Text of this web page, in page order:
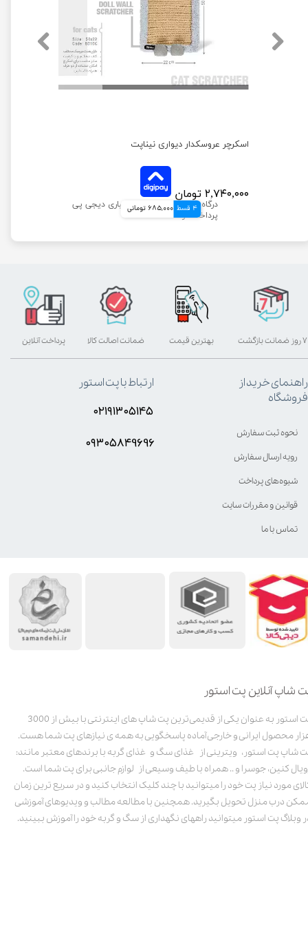
اسکرچر عروسکدار دیواری نیناپت
۲,۷۴۰,۰۰۰ تومان
4 قسط 685,000 تومانی
شاپ آنلاین پت استور
پت استور به عنوان یکی از قدیمی‌ترین پت شاپ های اینترنتی با بیش از 3000
محصول ایرانی و خارجی آماده پاسخگویی به همه ی نیازهای پت شما هست.
شاپ پت استور، ویترینی از غذای سگ و غذای گربه با برندهای معتبر مانند:
کنین، جوسرا و .. همراه با طیف وسیعی از لوازم جانبی برای پت شما است.
مورد نیاز پت خود را میتوانید با چند کلیک انتخاب کنید و در سریع ترین زمان
درب منزل تحویل بگیرید. همچنین با مطالعه مطالب و ویدیوهای آموزشی
وبلاگ پت استور میتوانید راههای نگهداری از سگ و گربه خود را آموزش ببینید.
بهترین قیمت پرداخت آنلاین ۷ روز ضمانت بازگشت ضمانت اصالت کالا
راهنمای خرید از
فروشگاه
نحوه ثبت سفارش
رویه ارسال سفارش
شیوه‌های پرداخت
قوانین و مقررات سایت
تماس با ما
ارتباط با پت استور
۰۲۱۹۱۳۰۵۱۴۵
۰۹۳۰۵8۴9696